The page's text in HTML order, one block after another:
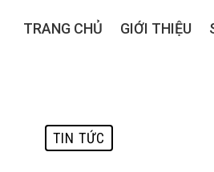
TRANG CHỦ GIỚI THIỆU
TIN TỨC